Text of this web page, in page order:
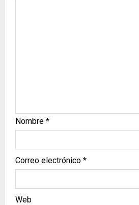
Nombre *
Correo electrónico *
Web